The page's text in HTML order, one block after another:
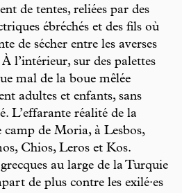
de tentes, reliées par des
ébréchés et des fils où
de sécher entre les averses
À l’intérieur, sur des palettes
mal de la boue mêlée
adultes et enfants, sans
L’effarante réalité de la
camp de Moria, à Lesbos,
Chios, Leros et Kos.
au large de la Turquie
de plus contre les exilé·es